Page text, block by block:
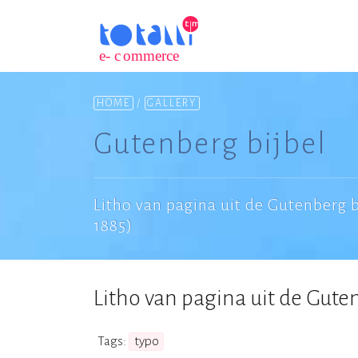
HOME / GALLERY
Gutenberg bijbel
Litho van pagina uit de Gutenberg
1885)
Litho van pagina uit de
Tags: typo